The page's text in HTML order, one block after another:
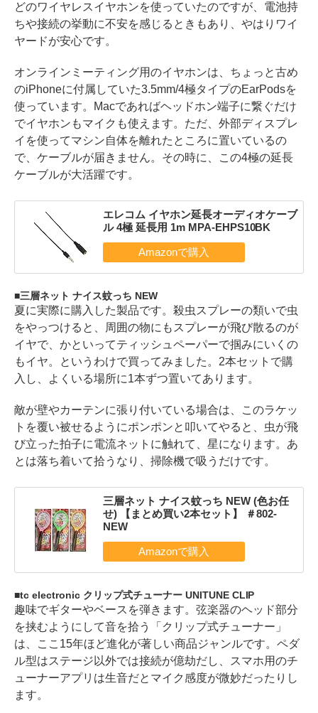
どのワイヤレスイヤホンを使っていたのですが、電池持
ちや接続の挙動に不安を感じるときもあり、やはりワイ
ヤードが安心です。
オンラインミーティング用のイヤホンは、ちょっと古め
のiPhoneに付属していた3.5mm/4極タイプのEarPodsを
使っています。Macであればヘッドホン端子に繋ぐだけ
でイヤホンもマイクも使えます。ただ、外部ディスプレ
イを使ってマシン自体を離れたところに置いているの
で、ケーブルが届きません。その時に、この4極の延長
ケーブルが大活躍です。
エレコム イヤホン延長オーディオケーブ
ル 4極 延長用 1m MPA-EHPS10BK
三層ネット ナイス蚊っち NEW
夏に実際に購入した製品です。殺虫スプレーの類いで虫
をやっつけると、周囲の物にもスプレーが飛び散るのが
イヤで、かといってティッシュペーパーで掴みにいくの
もイヤ。というわけで買ってみました。2本セットで購
入し、よくいる場所に1本ずつ置いてあります。
敵が壁やカーテンに張り付いている場合は、このラケッ
トを覆い被せるようにポンポンと叩いてやると、虫が飛
び立った拍子に電流ネットに触れて、星になります。あ
とは落ち着いて拾うなり、掃除機で吸うだけです。
三層ネット ナイス蚊っち NEW (色お任
せ) 【まとめ買い2本セット】 ＃802-
NEW
tc electronic クリップ式チューナー UNITUNE CLIP
趣味でギターやベースを弾きます。弦楽器のヘッド部分
を挟むようにして音を拾う「クリップ式チューナー」
は、ここ15年ほど進化が著しい商品ジャンルです。ペダ
ル型はステージ以外では接続が億劫だし、スマホ用のチ
ューナーアプリは生音だとマイク感度が微妙だったりし
ます。